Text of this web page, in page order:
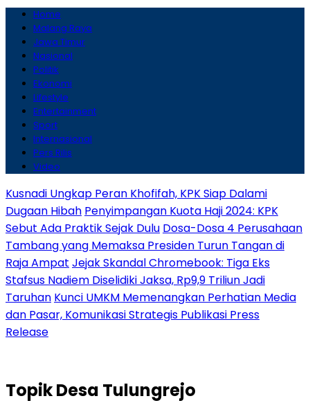
Home
Malang Raya
Jawa Timur
Nasional
Politik
Ekonomi
Lifestyle
Entertainment
Sport
Internasional
Pers Rilis
Video
Kusnadi Ungkap Peran Khofifah, KPK Siap Dalami
Dugaan Hibah Penyimpangan Kuota Haji 2024: KPK
Sebut Ada Praktik Sejak Dulu Dosa-Dosa 4 Perusahaan
Tambang yang Memaksa Presiden Turun Tangan di
Raja Ampat Jejak Skandal Chromebook: Tiga Eks
Stafsus Nadiem Diselidiki Jaksa, Rp9,9 Triliun Jadi
Taruhan Kunci UMKM Memenangkan Perhatian Media
dan Pasar, Komunikasi Strategis Publikasi Press
Release
TopikDesa Tulungrejo